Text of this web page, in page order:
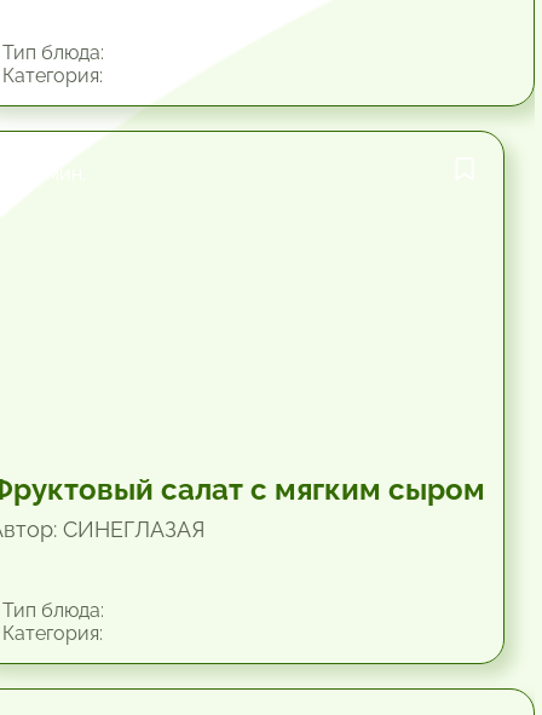
блюда:
салат с мягким сыром
СИНЕГЛАЗАЯ
блюда: